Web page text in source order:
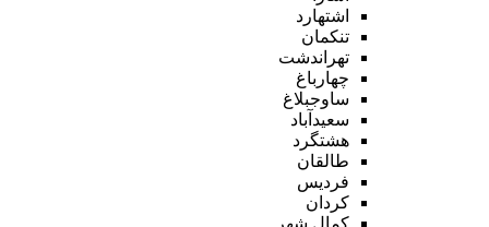
اشتهارد
تنکمان
تهراندشت
چهارباغ
ساوجبلاغ
سعیدآباد
هشتگرد
طالقان
فردیس
کردان
کمال شهر